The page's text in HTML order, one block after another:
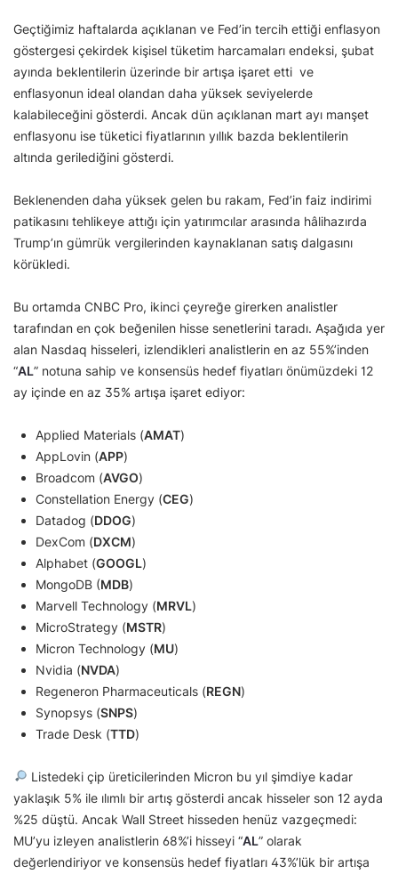
Geçtiğimiz haftalarda açıklanan ve Fed’in tercih ettiği enflasyon
göstergesi çekirdek kişisel tüketim harcamaları endeksi, şubat
ayında beklentilerin üzerinde bir artışa işaret etti ve
enflasyonun ideal olandan daha yüksek seviyelerde
kalabileceğini gösterdi. Ancak dün açıklanan mart ayı manşet
enflasyonu ise tüketici fiyatlarının yıllık bazda beklentilerin
altında gerilediğini gösterdi.
Beklenenden daha yüksek gelen bu rakam, Fed’in faiz indirimi
patikasını tehlikeye attığı için yatırımcılar arasında hâlihazırda
Trump’ın gümrük vergilerinden kaynaklanan satış dalgasını
körükledi.
Bu ortamda CNBC Pro, ikinci çeyreğe girerken analistler
tarafından en çok beğenilen hisse senetlerini taradı. Aşağıda yer
alan Nasdaq hisseleri, izlendikleri analistlerin en az 55%’inden
“AL” notuna sahip ve konsensüs hedef fiyatları önümüzdeki 12
ay içinde en az 35% artışa işaret ediyor:
Applied Materials (AMAT)
AppLovin (APP)
Broadcom (AVGO)
Constellation Energy (CEG)
Datadog (DDOG)
DexCom (DXCM)
Alphabet (GOOGL)
MongoDB (MDB)
Marvell Technology (MRVL)
MicroStrategy (MSTR)
Micron Technology (MU)
Nvidia (NVDA)
Regeneron Pharmaceuticals (REGN)
Synopsys (SNPS)
Trade Desk (TTD)
Listedeki çip üreticilerinden Micron bu yıl şimdiye kadar
yaklaşık 5% ile ılımlı bir artış gösterdi ancak hisseler son 12 ayda
%25 düştü. Ancak Wall Street hisseden henüz vazgeçmedi:
MU’yu izleyen analistlerin 68%’i hisseyi “AL” olarak
değerlendiriyor ve konsensüs hedef fiyatları 43%’lük bir artışa